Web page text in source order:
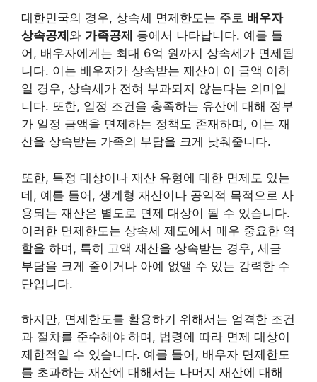
대한민국의 경우, 상속세 면제한도는 주로 배우자
상속공제 와 가족공제 등에서 나타납니다. 예를 들
어, 배우자에게는 최대 6억 원까지 상속세가 면제됩
니다. 이는 배우자가 상속받는 재산이 이 금액 이하
일 경우, 상속세가 전혀 부과되지 않는다는 의미입
니다. 또한, 일정 조건을 충족하는 유산에 대해 정부
가 일정 금액을 면제하는 정책도 존재하며, 이는 재
산을 상속받는 가족의 부담을 크게 낮춰줍니다.
또한, 특정 대상이나 재산 유형에 대한 면제도 있는
데, 예를 들어, 생계형 재산이나 공익적 목적으로 사
용되는 재산은 별도로 면제 대상이 될 수 있습니다.
이러한 면제한도는 상속세 제도에서 매우 중요한 역
할을 하며, 특히 고액 재산을 상속받는 경우, 세금
부담을 크게 줄이거나 아예 없앨 수 있는 강력한 수
단입니다.
하지만, 면제한도를 활용하기 위해서는 엄격한 조건
과 절차를 준수해야 하며, 법령에 따라 면제 대상이
제한적일 수 있습니다. 예를 들어, 배우자 면제한도
를 초과하는 재산에 대해서는 나머지 재산에 대해